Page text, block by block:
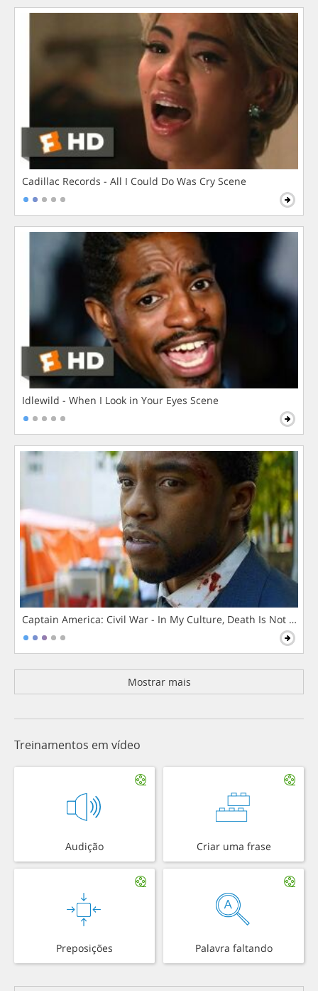
Cadillac Records - All I Could Do Was Cry Scene
Idlewild - When I Look in Your Eyes Scene
Captain America: Civil War - In My Culture, Death Is Not The
Mostrar mais
Treinamentos em vídeo
Audição Criar uma frase
Preposições Palavra faltando